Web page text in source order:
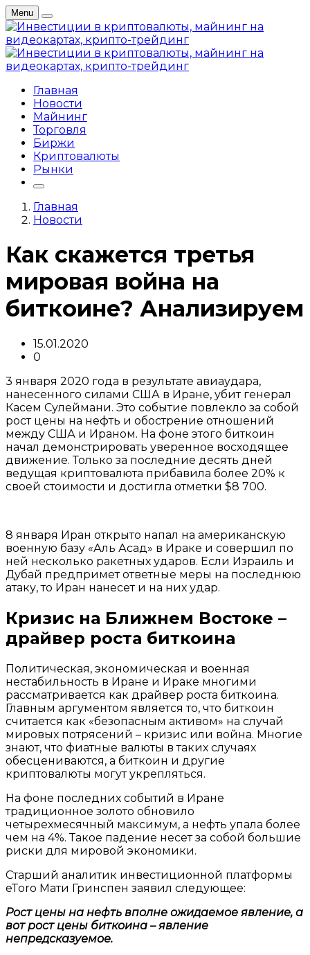
Menu
Главная
Новости
Майнинг
Торговля
Биржи
Криптовалюты
Рынки
Главная
Новости
Как скажется третья
мировая война на
биткоине? Анализируем
15.01.2020
0
3 января 2020 года в результате авиаудара,
нанесенного силами США в Иране, убит генерал
Касем Сулеймани. Это событие повлекло за собой
рост цены на нефть и обострение отношений
между США и Ираном. На фоне этого биткоин
начал демонстрировать уверенное восходящее
движение. Только за последние десять дней
ведущая криптовалюта прибавила более 20% к
своей стоимости и достигла отметки $8 700.
8 января Иран открыто напал на американскую
военную базу «Аль Асад» в Ираке и совершил по
ней несколько ракетных ударов. Если Израиль и
Дубай предпримет ответные меры на последнюю
атаку, то Иран нанесет и на них удар.
Кризис на Ближнем Востоке –
драйвер роста биткоина
Политическая, экономическая и военная
нестабильность в Иране и Ираке многими
рассматривается как драйвер роста биткоина.
Главным аргументом является то, что биткоин
считается как «безопасным активом» на случай
мировых потрясений – кризис или война. Многие
знают, что фиатные валюты в таких случаях
обесцениваются, а биткоин и другие
криптовалюты могут укрепляться.
На фоне последних событий в Иране
традиционное золото обновило
четырехмесячный максимум, а нефть упала более
чем на 4%. Такое падение несет за собой большие
риски для мировой экономики.
Старший аналитик инвестиционной платформы
eToro Мати Гринспен заявил следующее:
Рост цены на нефть вполне ожидаемое явление, а
вот рост цены биткоина – явление
непредсказуемое.